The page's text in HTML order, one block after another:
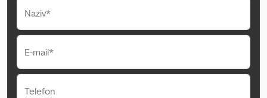
Naziv*
E-mail*
Telefon